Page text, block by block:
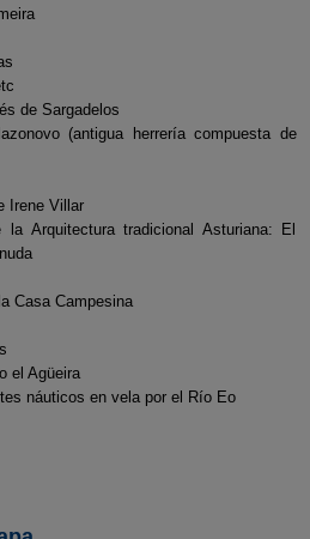
de Sargadelos
(antigua herrería compuesta de
Irene Villar
Arquitectura tradicional Asturiana: El
Casa Campesina
el Agüeira
náuticos en vela por el Río Eo